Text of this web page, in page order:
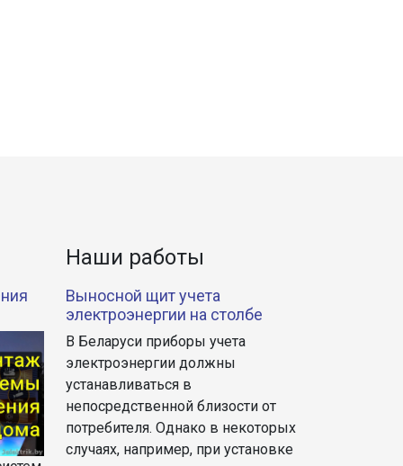
Наши работы
Выносной щит учета
электроэнергии на столбе
В Беларуси приборы учета
электроэнергии должны
устанавливаться в
непосредственной близости от
потребителя. Однако в некоторых
случаях, например, при установке